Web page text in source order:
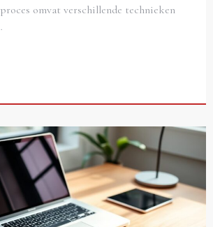
omvat verschillende technieken